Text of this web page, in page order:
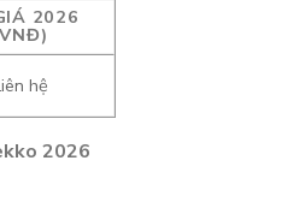
2026
hệ
2026